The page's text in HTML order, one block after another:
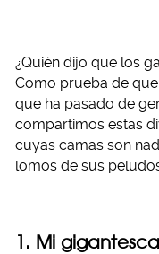
¿Quién dijo que los
Como prueba de
que ha pasado de
compartimos estas
cuyas camas son
lomos de sus
1. Mi